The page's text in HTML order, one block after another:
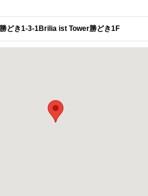
どき1-3-1Brilia ist Tower勝どき1F